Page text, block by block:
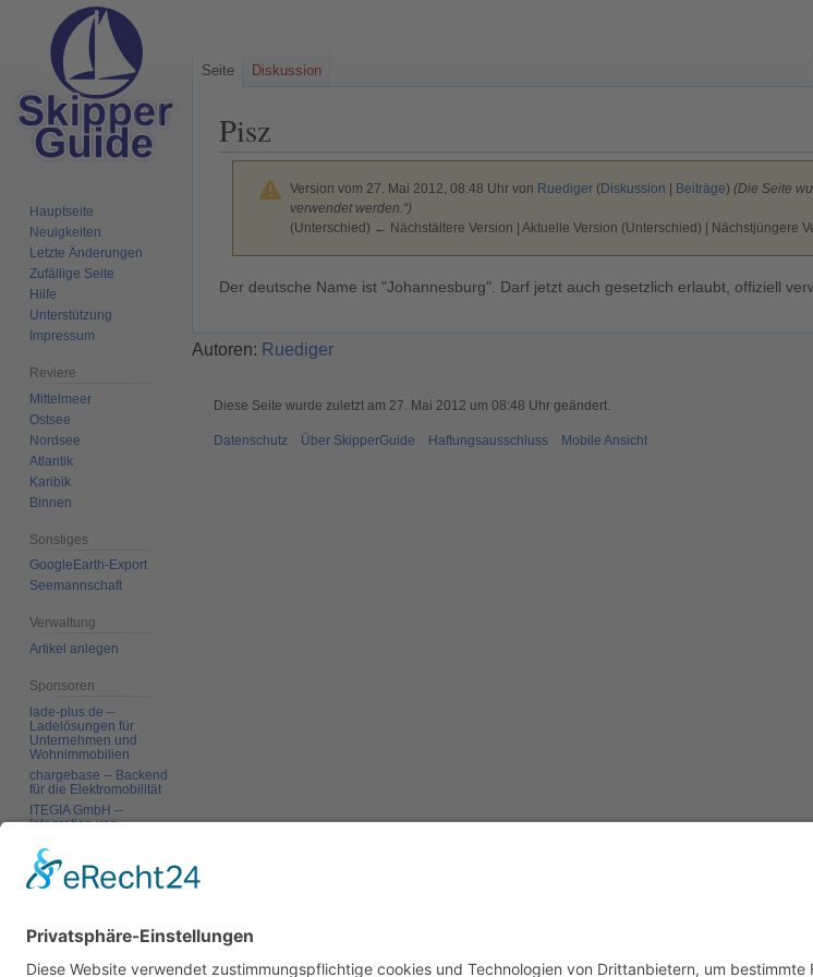
Pisz
Version vom 27. Mai 2012, 08:48 Uhr von Ruediger (Diskussion Beiträge) (Die Seite
verwendet werden.“)
(Unterschied) ← Nächstältere Version | Aktuelle Version (Unterschied) | Nächstjüngere
Zur
springen
Zur
springen
Der deutsche Name ist "Johannesburg". Darf jetzt auch gesetzlich erlaubt, offiziell
Autoren: Ruediger
Seite Diskussion
Hauptseite
Neuigkeiten
Letzte Änderungen
Zufällige Seite
Hilfe
Unterstützung
Impressum
Reviere
Mittelmeer
Ostsee
Nordsee
Atlantik
Karibik
Binnen
Sonstiges
GoogleEarth-Export
Seemannschaft
Verwaltung
Artikel anlegen
Sponsoren
lade-plus.de --
Ladelösungen für
Unternehmen und
Wohnimmobilien
chargebase -- Backend
für die Elektromobilität
ITEGIA GmbH --
Integration von
individuelle
Softwarelösungen
Links auf diese Seite
Änderungen an
verlinkten Seiten
Diese Seite wurde zuletzt am 27. Mai 2012 um 08:48 Uhr geändert.
Datenschutz Über SkipperGuide Haftungsausschluss Mobile Ansicht